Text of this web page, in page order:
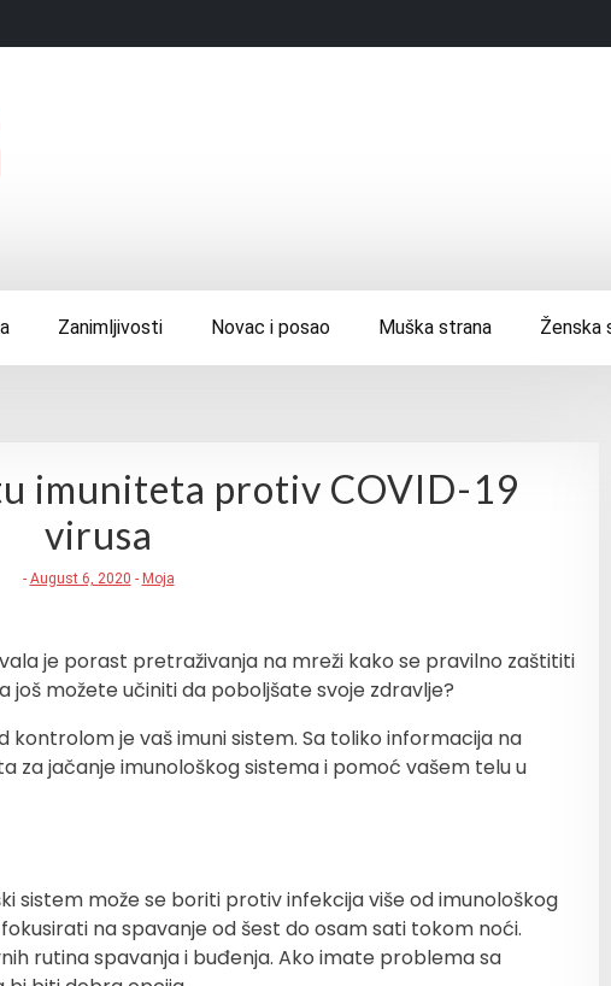
Zanimljivosti Novac i posao Muška strana Ženska
imuniteta protiv COVID-19
virusa
- August 6, 2020 - Moja
je porast pretraživanja na mreži kako se pravilno zaštititi
još možete učiniti da poboljšate svoje zdravlje?
je vaš imuni sistem. Sa toliko informacija na
za jačanje imunološkog sistema i pomoć vašem telu u
sistem može se boriti protiv infekcija više od imunološkog
na spavanje od šest do osam sati tokom noći.
rutina spavanja i buđenja. Ako imate problema sa